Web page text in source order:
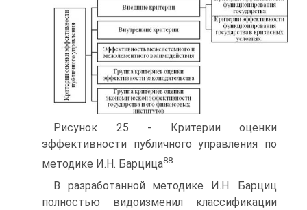
Рисунок 25 - Критерии оценки
эффективности публичного управления по
методике И.Н. Барцица88
В разработанной методике И.Н. Барциц
полностью видоизменил классифи­кации